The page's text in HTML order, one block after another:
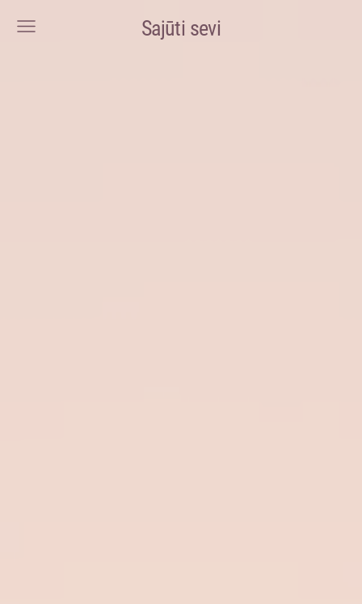
Sajūti sevi